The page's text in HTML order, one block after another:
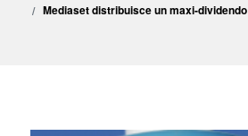
Mediaset distribuisce un maxi-dividendo